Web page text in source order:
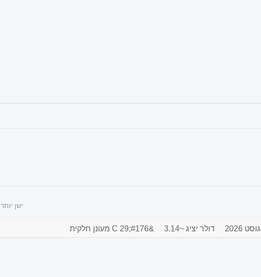
ישן יותר
דולר יציג ~3.14 &#176;C 29 מעונן חלקית